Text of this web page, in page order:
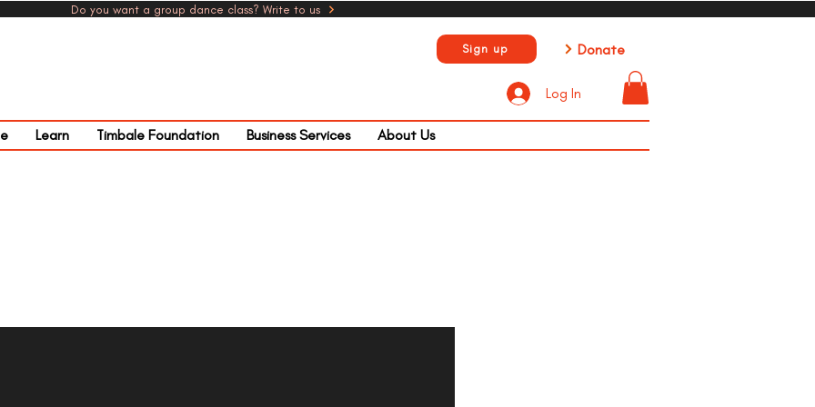
Do you want a group dance class? Write to us
Sign up Donate
Log In
Learn Timbale Foundation Business Services About Us